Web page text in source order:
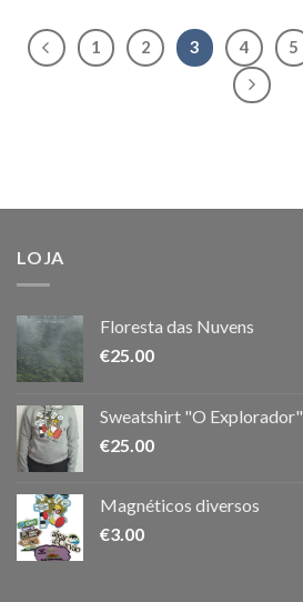
1 2 3 4 5
LOJA
Floresta das Nuvens
€25.00
Sweatshirt "O Explorador"
€25.00
Magnéticos diversos
€3.00